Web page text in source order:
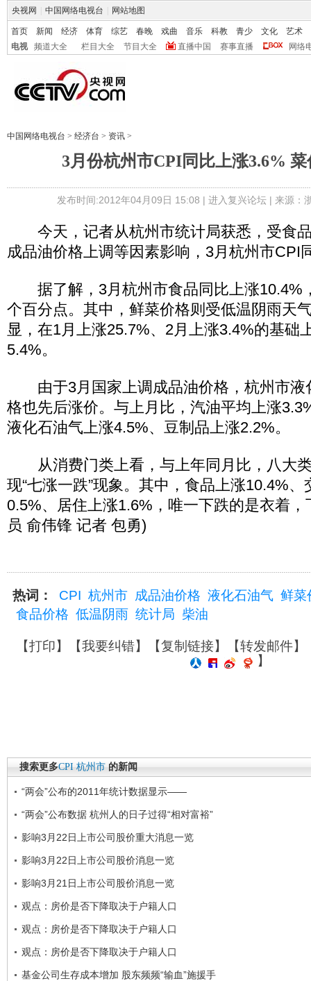
央视网 中国网络电视台 网站地图
首页 新闻 经济 体育 综艺 春晚 戏曲 音乐 科教 青少 文化
艺术
电视
频道大全 栏目大全 节目大全 直播中国 赛事直播 网络
中国网络电视台 > 经济台 > 资讯 >
3月份杭州市CPI同比上涨3.6%
发布时间:2012年04月09日 15:08 | 进入复兴论坛| 来源：
今天，记者从杭州市统计局获悉，受食
成品油价格上调等因素影响，3月杭州市CPI
据了解，3月杭州市食品同比上涨10.4%
个百分点。其中，鲜菜价格则受低温阴雨天
显，在1月上涨25.7%、2月上涨3.4%的基础
5.4%。
由于3月国家上调成品油价格，杭州市液
格也先后涨价。与上月比，汽油平均上涨
液化石油气上涨4.5%、豆制品上涨2.2%。
从消费门类上看，与上年同月比，八大
现“七涨一跌”现象。其中，食品上涨10.4%
0.5%、居住上涨1.6%，唯一下跌的是衣着
员 俞伟锋 记者 包勇)
热词： CPI 杭州市 成品油价格 液化石油气 鲜菜
食品价格 低温阴雨 统计局 柴油
【打印】【我要纠错】【复制链接】【转发邮件】
】
搜索更多CPI 杭州市 的新闻
“两会”公布的2011年统计数据显示——
“两会”公布数据 杭州人的日子过得“相对富裕”
影响3月22日上市公司股价重大消息一览
影响3月22日上市公司股价消息一览
影响3月21日上市公司股价消息一览
观点：房价是否下降取决于户籍人口
观点：房价是否下降取决于户籍人口
观点：房价是否下降取决于户籍人口
基金公司生存成本增加 股东频频“输血”施援手